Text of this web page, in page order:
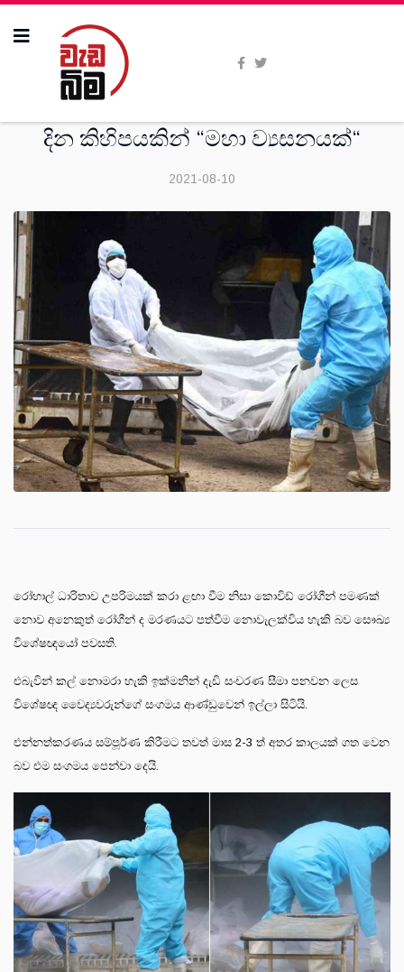
දින කිහිපයකින් “මහා ව්‍යසනයක්“
2021-08-10
රෝහාල් ධාරිතාව උපරිමයක් කරා ළඟා වීම නිසා කොවිඩ් රෝගීන් පමණක්
නොව අනෙකුත් රෝගීන් ද මරණයට පත්වීම නොවැලක්විය හැකි බව සෞඛ්‍ය
විශේෂඥයෝ පවසති.
එබැවින් කල් නොමරා හැකි ඉක්මනින් දැඩි සංචරණ සීමා පනවන ලෙස
විශේෂඥ වෛද්‍යවරුන්ගේ සංගමය ආණ්ඩුවෙන් ඉල්ලා සිටියි.
එන්නත්කරණය සම්පූර්ණ කිරීමට තවත් මාස 2-3 ත් අතර කාලයක් ගත වෙන
බව එම සංගමය පෙන්වා දෙයි.